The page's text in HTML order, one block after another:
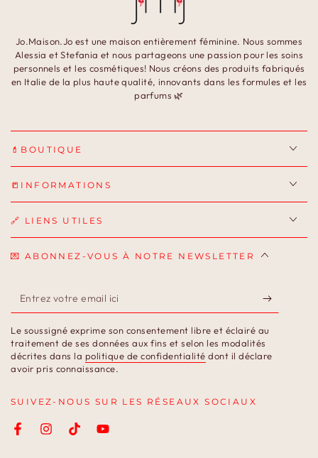
Jo.Maison.Jo est une maison entièrement féminine. Nous sommes
Alessia et Stefania et nous partageons une passion pour les soins
personnels et les cosmétiques! Nous créons des produits fabriqués
en Italie de la plus haute qualité, innovants dans les formules et les
parfums 🌿
💄BOUTIQUE
📒INFORMATIONS
🔗 LIENS UTILES
💌 ABONNEZ-VOUS À NOTRE NEWSLETTER
Entrez
votre
email
ici
Le soussigné exprime son consentement libre et éclairé au
traitement de ses données aux fins et selon les modalités
décrites dans la politique de confidentialité dont il déclare
avoir pris connaissance.
SUIVEZ-NOUS SUR LES RÉSEAUX SOCIAUX
FacebookInstagramTikTokYouTube